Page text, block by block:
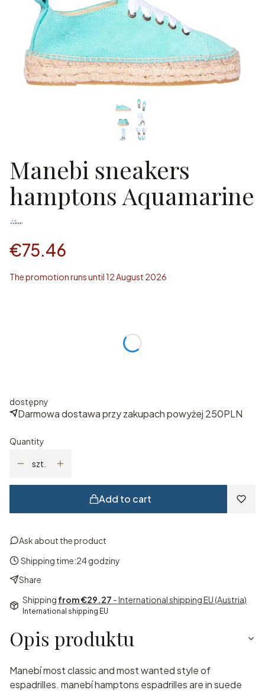
Manebi sneakers
hamptons Aquamarine
€75.46
The promotion runs until 12 August 2026
dostępny
Darmowa dostawa przy zakupach powyżej 250PLN
Quantity
szt.
Add to cart
Ask about the product
Shipping time:24 godziny
Share
Shipping from €29.27 - International shipping EU (Austria)
International shipping EU
Opis produktu
Manebí most classic and most wanted style of
espadrilles. manebí hamptons espadrilles are in suede